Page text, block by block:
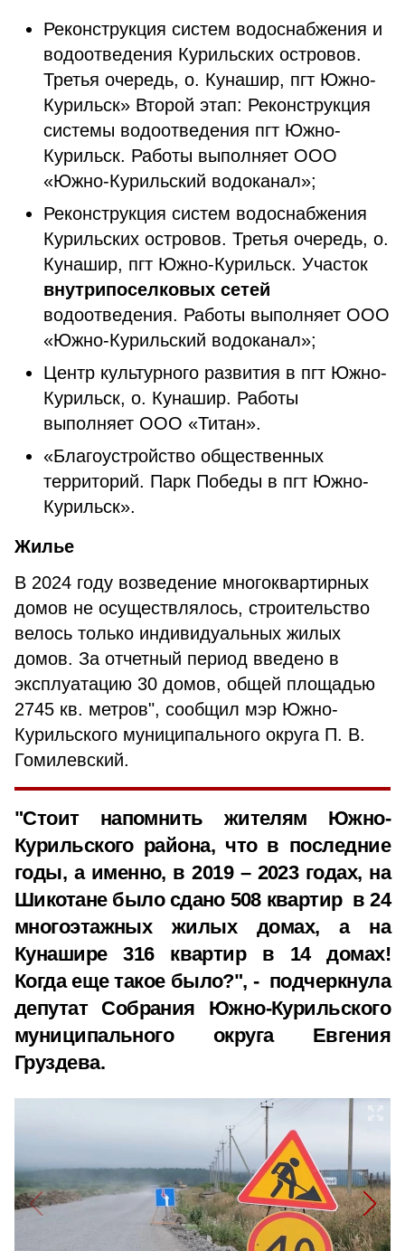
Реконструкция систем водоснабжения и
водоотведения Курильских островов.
Третья очередь, о. Кунашир, пгт Южно-
Курильск» Второй этап: Реконструкция
системы водоотведения пгт Южно-
Курильск. Работы выполняет ООО
«Южно-Курильский водоканал»;
Реконструкция систем водоснабжения
Курильских островов. Третья очередь, о.
Кунашир, пгт Южно-Курильск. Участок
внутрипоселковых сетей
водоотведения. Работы выполняет ООО
«Южно-Курильский водоканал»;
Центр культурного развития в пгт Южно-
Курильск, о. Кунашир. Работы
выполняет ООО «Титан».
«Благоустройство общественных
территорий. Парк Победы в пгт Южно-
Курильск».
Жилье
В 2024 году возведение многоквартирных
домов не осуществлялось, строительство
велось только индивидуальных жилых
домов. За отчетный период введено в
эксплуатацию 30 домов, общей площадью
2745 кв. метров", сообщил мэр Южно-
Курильского муниципального округа П. В.
Гомилевский.
"Стоит напомнить жителям Южно-
Курильского района, что в последние
годы, а именно, в 2019 – 2023 годах, на
Шикотане было сдано 508 квартир в 24
многоэтажных жилых домах, а на
Кунашире 316 квартир в 14 домах!
Когда еще такое было?", - подчеркнула
депутат Собрания Южно-Курильского
муниципального округа Евгения
Груздева.